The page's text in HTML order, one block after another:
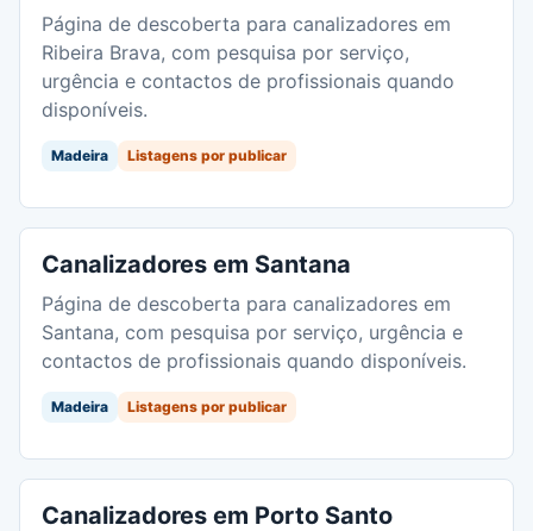
Página de descoberta para canalizadores em
Ribeira Brava, com pesquisa por serviço,
urgência e contactos de profissionais quando
disponíveis.
Madeira Listagens por publicar
Canalizadores em Santana
Página de descoberta para canalizadores em
Santana, com pesquisa por serviço, urgência e
contactos de profissionais quando disponíveis.
Madeira Listagens por publicar
Canalizadores em Porto Santo